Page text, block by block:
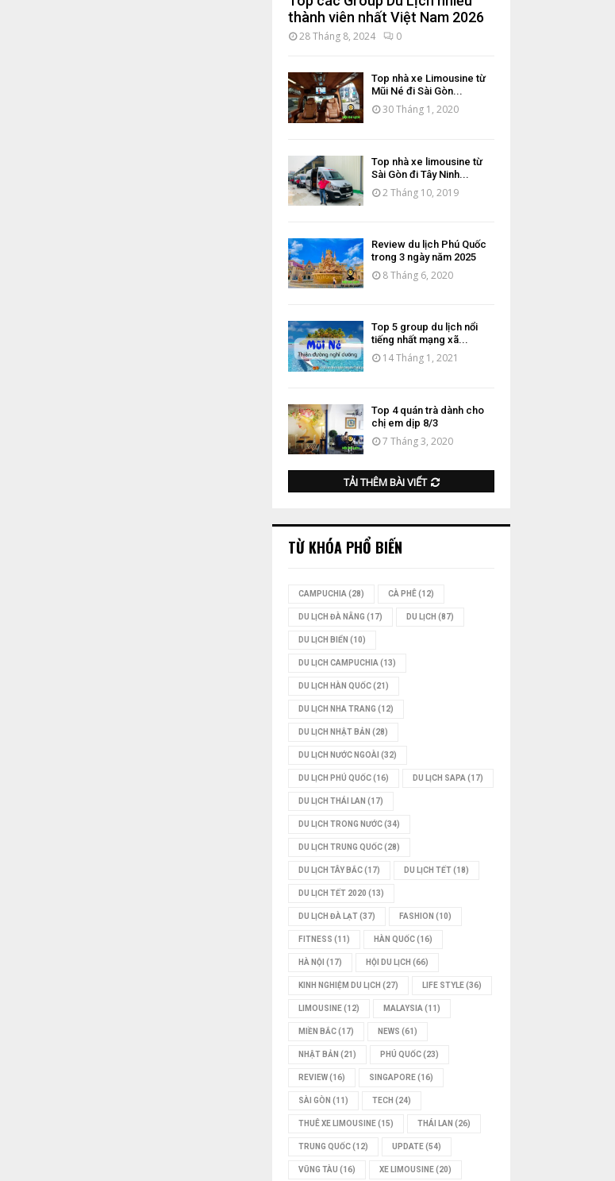
thành viên nhất Việt Nam 2026
28 Tháng 8, 2024 0
Top nhà xe Limousine từ
Mũi Né đi Sài Gòn...
30 Tháng 1, 2020
Top nhà xe limousine từ
Sài Gòn đi Tây Ninh...
2 Tháng 10, 2019
Review du lịch Phú Quốc
trong 3 ngày năm 2025
8 Tháng 6, 2020
Top 5 group du lịch nổi
tiếng nhất mạng xã...
14 Tháng 1, 2021
Top 4 quán trà dành cho
chị em dịp 8/3
7 Tháng 3, 2020
TẢI THÊM BÀI VIẾT
TỪ KHÓA PHỔ BIẾN
CAMPUCHIA (28) CÀ PHÊ(12)
DU LỊCH ĐÀ NẴNG (17) DU LỊCH (87)
DU LỊCH BIỂN (10)
DU LỊCH CAMPUCHIA (13)
DU LỊCH HÀN QUỐC(21)
DU LỊCH NHA TRANG (12)
DU LỊCH NHẬT BẢN (28)
DU LỊCH NƯỚC NGOÀI (32)
DU LỊCH PHÚ QUỐC(16) DU LỊCH SAPA (17)
DU LỊCH THÁI LAN (17)
DU LỊCH TRONG NƯỚC(34)
DU LỊCH TRUNG QUỐC(28)
DU LỊCH TÂY BẮC(17) DU LỊCH TẾT(18)
DU LỊCH TẾT 2020 (13)
DU LỊCH ĐÀ LẠT(37) FASHION (10)
FITNESS (11) HÀN QUỐC(16)
HÀ NỘI (17) HỘI DU LỊCH (66)
KINH NGHIỆM DU LỊCH (27) LIFE STYLE(36)
LIMOUSINE(12) MALAYSIA (11)
MIỀN BẮC(17) NEWS (61)
NHẬT BẢN (21) PHÚ QUỐC(23)
REVIEW(16) SINGAPORE(16)
SÀI GÒN (11) TECH (24)
THUÊ XE LIMOUSINE(15) THÁI LAN (26)
TRUNG QUỐC(12) UPDATE(54)
VŨNG TÀU (16) XE LIMOUSINE(20)